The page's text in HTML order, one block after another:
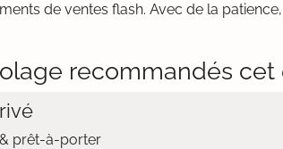
de ventes flash. Avec de la
recommandés cet
prêt-à-porter